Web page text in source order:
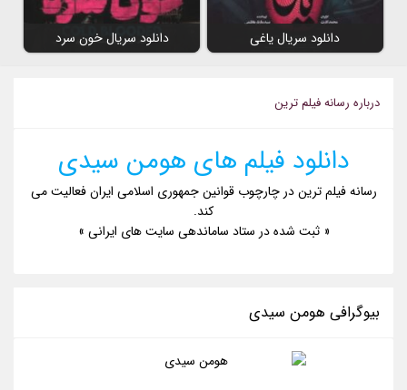
دانلود سریال یاغی دانلود سریال خون سرد
درباره رسانه فیلم ترین
دانلود فیلم های هومن سیدی
رسانه فیلم ترین در چارچوب قوانین جمهوری اسلامی ایران فعالیت می
کند.
« ثبت شده در ستاد ساماندهی سایت های ایرانی »
بیوگرافی هومن سیدی